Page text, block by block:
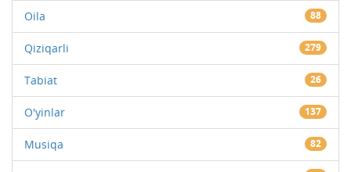
Oila 88
Qiziqarli 279
Tabiat 26
O'yinlar 137
Musiqa 82